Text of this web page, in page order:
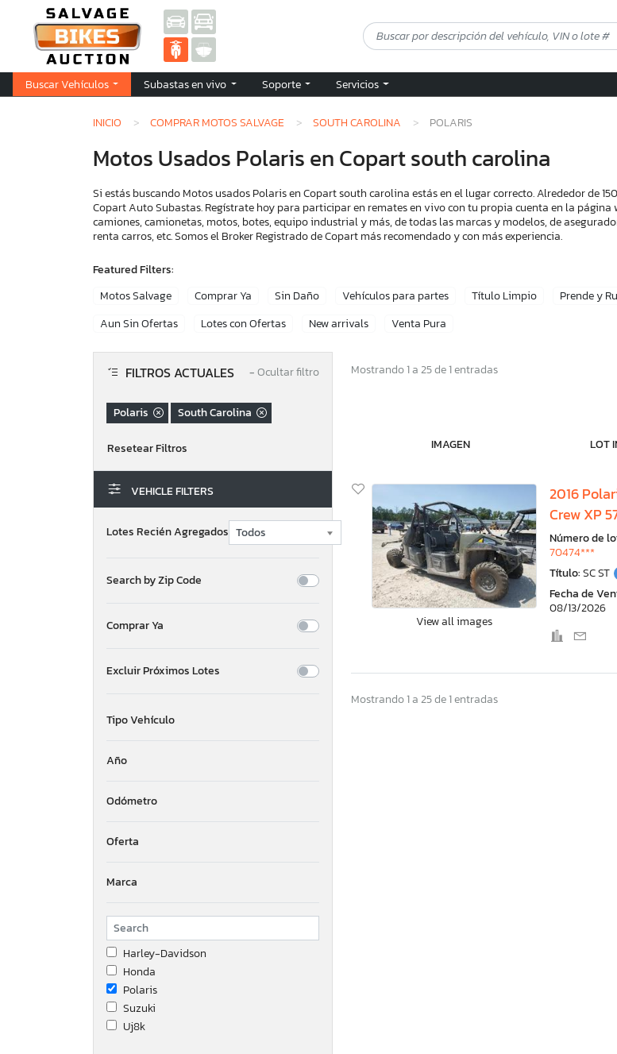
Buscar Vehículos Subastas en vivo Soporte Servicios
INICIO COMPRAR MOTOS SALVAGE SOUTH CAROLINA POLARIS
Motos Usados Polaris en Copart south carolina
Si estás buscando Motos usados Polaris en Copart south carolina estás en el lugar correcto. Alrededor de
Copart Auto Subastas. Regístrate hoy para participar en remates en vivo con tu propia cuenta en la página
camiones, camionetas, motos, botes, equipo industrial y más, de todas las marcas y modelos, de
renta carros, etc. Somos el Broker Registrado de Copart más recomendado y con más experiencia.
Featured Filters:
Motos Salvage
Comprar Ya Sin Daño Vehículos para partes Título Limpio Prende y
Aun Sin Ofertas
Lotes con Ofertas New arrivals Venta Pura
FILTROS ACTUALES −Ocultar filtro
Polaris South Carolina
VEHICLE FILTERS
Lotes Recién Agregados
Search by Zip Code
Comprar Ya
Excluir Próximos Lotes
Tipo Vehículo
Año
Odómetro
Oferta
Marca
Harley-Davidson
Honda
Polaris
Suzuki
Uj8k
Mostrando 1 a 25 de 1 entradas
IMAGEN LOT
View all images
2016
Crew XP
Número de
70474***
Título:SC ST
Fecha de
08/13/2026
Mostrando 1 a 25 de 1 entradas